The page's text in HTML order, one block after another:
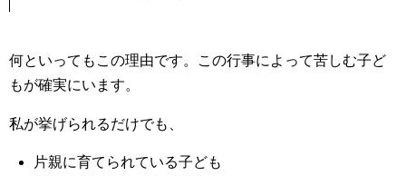
何といってもこの理由です。この行事によって苦しむ子ど
もが確実にいます。
私が挙げられるだけでも、
片親に育てられている子ども